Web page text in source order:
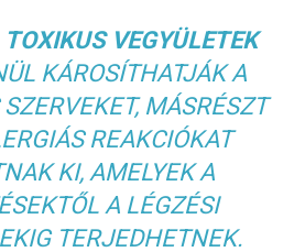
TOXIKUS VEGYÜLETEK
KÁROSÍTHATJÁK A
MÁSRÉSZT
REAKCIÓKAT
KI, AMELYEK A
A LÉGZÉSI
TERJEDHETNEK.